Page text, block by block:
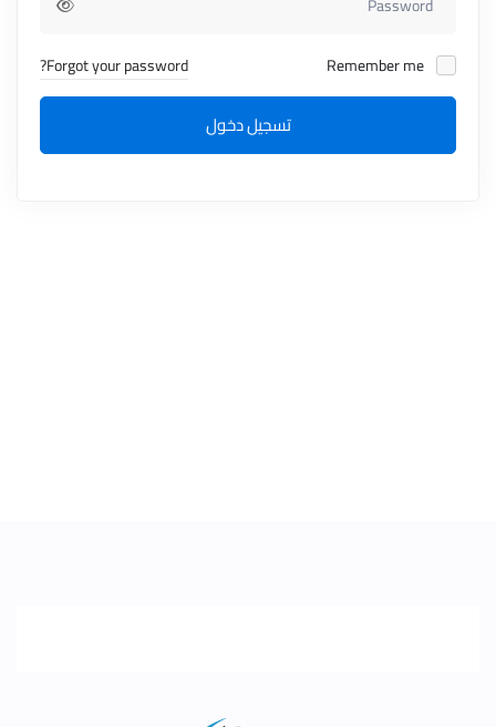
Forgot your password?
تسجيل دخول